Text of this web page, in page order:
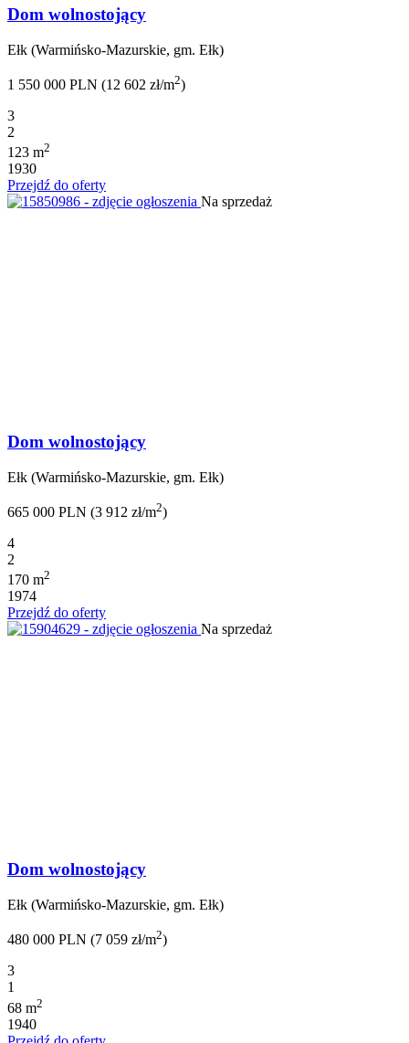
Dom wolnostojący
Ełk (Warmińsko-Mazurskie, gm. Ełk)
1 550 000 PLN (12 602 zł/m2)
3
2
123 m2
1930
Przejdź do oferty
Na sprzedaż
Dom wolnostojący
Ełk (Warmińsko-Mazurskie, gm. Ełk)
665 000 PLN (3 912 zł/m2)
4
2
170 m2
1974
Przejdź do oferty
Na sprzedaż
Dom wolnostojący
Ełk (Warmińsko-Mazurskie, gm. Ełk)
480 000 PLN (7 059 zł/m2)
3
1
68 m2
1940